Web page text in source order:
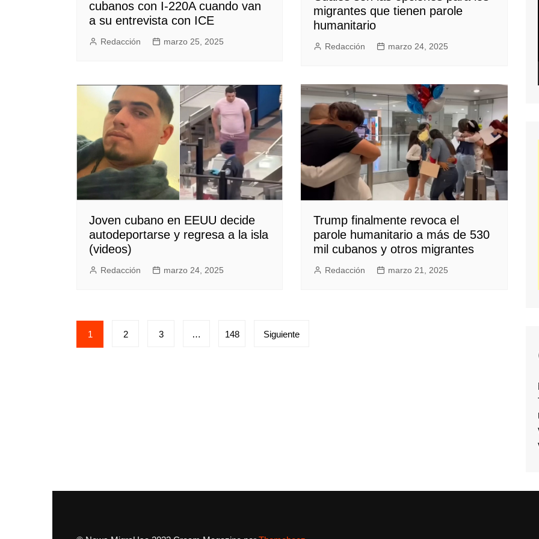
cubanos con I-220A cuando van
a su entrevista con ICE
Redacción marzo 25, 2025
migrantes que tienen parole
humanitario
Redacción marzo 24, 2025
Joven cubano en EEUU decide
autodeportarse y regresa a la isla
(videos)
Redacción marzo 24, 2025
Trump finalmente revoca el
parole humanitario a más de 530
mil cubanos y otros migrantes
Redacción marzo 21, 2025
Posts
pagination
1 2 3 … 148 Siguiente